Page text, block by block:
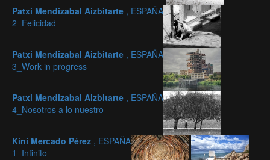
Patxi Mendizabal Aizbitarte , ESPAÑA
2_Felicidad
Patxi Mendizabal Aizbitarte , ESPAÑA
3_Work in progress
Patxi Mendizabal Aizbitarte , ESPAÑA
4_Nosotros a lo nuestro
Kini Mercado Pérez , ESPAÑA
1_Infinito